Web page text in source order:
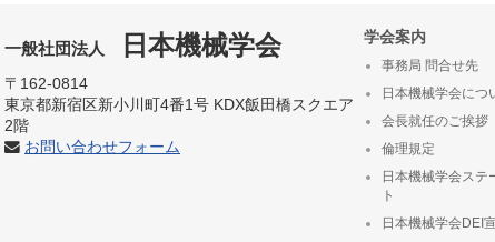
一般社団法人 日本機械学会
〒162-0814
東京都新宿区新小川町4番1号 KDX飯田橋スクエア
2階
お問い合わせフォーム
学会案内
事務局 問合せ先
日本機械学会につ
会長就任のご挨拶
倫理規定
日本機械学会ステ
ト
日本機械学会DEI